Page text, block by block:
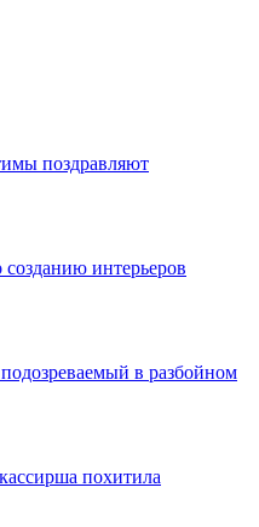
поздравляют
интерьеров
в разбойном
похитила